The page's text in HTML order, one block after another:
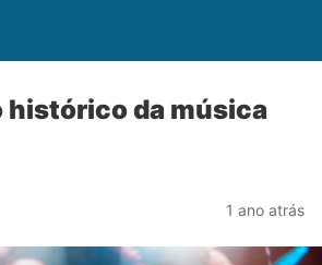
histórico da música
1 ano atrás